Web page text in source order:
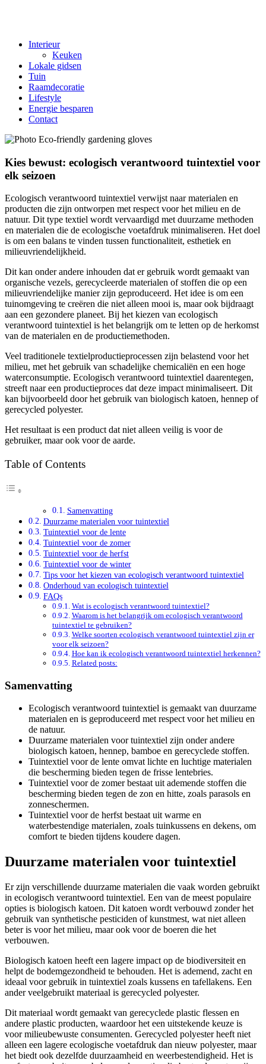
Interieur
Keuken
Lokale gidsen
Tuin
Raamdecoratie
Lifestyle
Energie besparen
Contact
Kies bewust: ecologisch verantwoord tuintextiel voor
elk seizoen
Ecologisch verantwoord tuintextiel verwijst naar materialen en
producten die zijn ontworpen met respect voor het milieu en de
natuur. Dit type textiel wordt vervaardigd met duurzame methoden
en materialen die de ecologische voetafdruk minimaliseren. Het doel
is om een balans te vinden tussen functionaliteit, esthetiek en
milieuvriendelijkheid.
Dit kan onder andere inhouden dat er gebruik wordt gemaakt van
organische vezels, gerecycleerde materialen of stoffen die op een
milieuvriendelijke manier zijn geproduceerd. Het idee is om een
tuinomgeving te creëren die niet alleen mooi is, maar ook bijdraagt
aan een gezondere planeet. Bij het kiezen van ecologisch
verantwoord tuintextiel is het belangrijk om te letten op de herkomst
van de materialen en de productiemethoden.
Veel traditionele textielproductieprocessen zijn belastend voor het
milieu, met het gebruik van schadelijke chemicaliën en een hoge
waterconsumptie. Ecologisch verantwoord tuintextiel daarentegen,
streeft naar een productieproces dat deze impact minimaliseert. Dit
kan bijvoorbeeld door het gebruik van biologisch katoen, hennep of
gerecycled polyester.
Het resultaat is een product dat niet alleen veilig is voor de
gebruiker, maar ook voor de aarde.
Table of Contents
Samenvatting
Duurzame materialen voor tuintextiel
Tuintextiel voor de lente
Tuintextiel voor de zomer
Tuintextiel voor de herfst
Tuintextiel voor de winter
Tips voor het kiezen van ecologisch verantwoord tuintextiel
Onderhoud van ecologisch tuintextiel
FAQs
Wat is ecologisch verantwoord tuintextiel?
Waarom is het belangrijk om ecologisch verantwoord
tuintextiel te gebruiken?
Welke soorten ecologisch verantwoord tuintextiel zijn er
voor elk seizoen?
Hoe kan ik ecologisch verantwoord tuintextiel herkennen?
Related posts:
Samenvatting
Ecologisch verantwoord tuintextiel is gemaakt van duurzame
materialen en is geproduceerd met respect voor het milieu en
de natuur.
Duurzame materialen voor tuintextiel zijn onder andere
biologisch katoen, hennep, bamboe en gerecyclede stoffen.
Tuintextiel voor de lente omvat lichte en luchtige materialen
die bescherming bieden tegen de frisse lentebries.
Tuintextiel voor de zomer bestaat uit ademende stoffen die
bescherming bieden tegen de zon en hitte, zoals parasols en
zonneschermen.
Tuintextiel voor de herfst bestaat uit warme en
waterbestendige materialen, zoals tuinkussens en dekens, om
comfort te bieden tijdens koudere dagen.
Duurzame materialen voor tuintextiel
Er zijn verschillende duurzame materialen die vaak worden gebruikt
in ecologisch verantwoord tuintextiel. Een van de meest populaire
opties is biologisch katoen. Dit katoen wordt verbouwd zonder het
gebruik van synthetische pesticiden of kunstmest, wat niet alleen
beter is voor het milieu, maar ook voor de boeren die het
verbouwen.
Biologisch katoen heeft een lagere impact op de biodiversiteit en
helpt de bodemgezondheid te behouden. Het is ademend, zacht en
ideaal voor gebruik in tuintextiel zoals kussens en tafellakens. Een
ander veelgebruikt materiaal is gerecycled polyester.
Dit materiaal wordt gemaakt van gerecyclede plastic flessen en
andere plastic producten, waardoor het een uitstekende keuze is
voor milieubewuste consumenten. Gerecycled polyester heeft niet
alleen een lagere ecologische voetafdruk dan nieuw polyester, maar
het biedt ook dezelfde duurzaamheid en weerbestendigheid. Het is